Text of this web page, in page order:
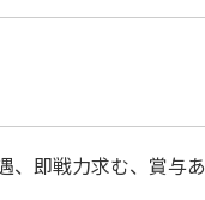
即戦力求む、賞与